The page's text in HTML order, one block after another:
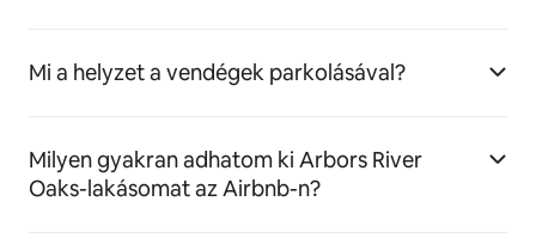
Mi a helyzet a vendégek parkolásával?
Milyen gyakran adhatom ki Arbors River
Oaks-lakásomat az Airbnb-n?